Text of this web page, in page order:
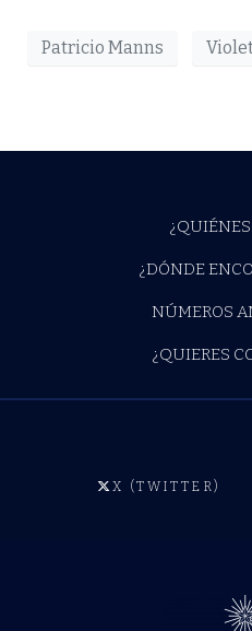
Patricio Manns
¿DÓNDE
NÚMEROS
¿QUIERES
X (TWITTER)